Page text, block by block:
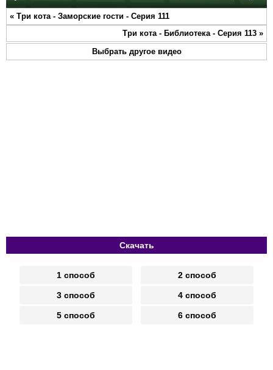
Play Mute Settings
« Три кота - Заморские гости - Серия 111
Три кота - Библиотека - Серия 113 »
Выбрать другое видео
Скачать
1 способ 2 способ
3 способ 4 способ
5 способ 6 способ